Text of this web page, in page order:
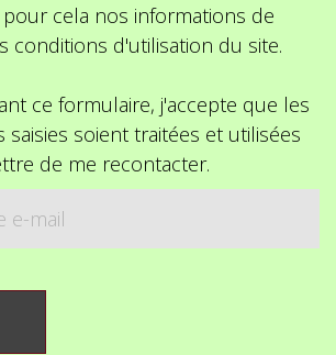
cela nos informations de
conditions d'utilisation du site.
ce formulaire, j'accepte que les
saisies soient traitées et utilisées
de me recontacter.